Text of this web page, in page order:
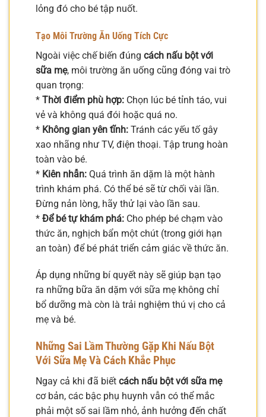
lỏng đó cho bé tập nuốt.
Tạo Môi Trường Ăn Uống Tích Cực
Ngoài việc chế biến đúng cách nấu bột với
sữa mẹ, môi trường ăn uống cũng đóng vai trò
quan trọng:
* Thời điểm phù hợp: Chọn lúc bé tỉnh táo, vui
vẻ và không quá đói hoặc quá no.
* Không gian yên tĩnh: Tránh các yếu tố gây
xao nhãng như TV, điện thoại. Tập trung hoàn
toàn vào bé.
* Kiên nhẫn: Quá trình ăn dặm là một hành
trình khám phá. Có thể bé sẽ từ chối vài lần.
Đừng nản lòng, hãy thử lại vào lần sau.
* Để bé tự khám phá: Cho phép bé chạm vào
thức ăn, nghịch bẩn một chút (trong giới hạn
an toàn) để bé phát triển cảm giác về thức ăn.
Áp dụng những bí quyết này sẽ giúp bạn tạo
ra những bữa ăn dặm với sữa mẹ không chỉ
bổ dưỡng mà còn là trải nghiệm thú vị cho cả
mẹ và bé.
Những Sai Lầm Thường Gặp Khi Nấu Bột
Với Sữa Mẹ Và Cách Khắc Phục
Ngay cả khi đã biết cách nấu bột với sữa mẹ
cơ bản, các bậc phụ huynh vẫn có thể mắc
phải một số sai lầm nhỏ, ảnh hưởng đến chất